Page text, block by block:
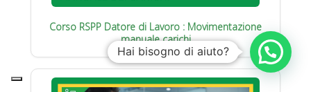
Corso RSPP Datore di Lavoro : Movimentazione
manuale carichi
Hai bisogno di aiuto?